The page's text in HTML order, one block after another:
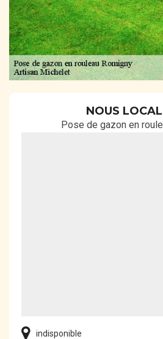
NOUS
Pose de gazon en
indisponible